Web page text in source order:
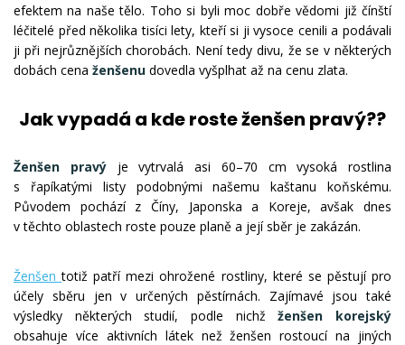
efektem na naše tělo. Toho si byli moc dobře vědomi již čínští
léčitelé před několika tisíci lety, kteří si ji vysoce cenili a podávali
ji při nejrůznějších chorobách. Není tedy divu, že se v některých
dobách cena ženšenu dovedla vyšplhat až na cenu zlata.
Jak vypadá a kde roste ženšen pravý??
Ženšen pravýje vytrvalá asi 60–70 cm vysoká rostlina
s řapíkatými listy podobnými našemu kaštanu koňskému.
Původem pochází z Číny, Japonska a Koreje, avšak dnes
v těchto oblastech roste pouze planě a její sběr je zakázán.
Ženšentotiž patří mezi ohrožené rostliny, které se pěstují pro
účely sběru jen v určených pěstírnách. Zajímavé jsou také
výsledky některých studií, podle nichž ženšen korejský
obsahuje více aktivních látek než ženšen rostoucí na jiných